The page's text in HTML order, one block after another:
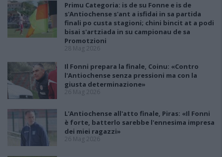
Primu Categoria: is de su Fonne e is de
s'Antiochense s'ant a isfidai in sa partida
finali po custa stagioni; chini bincit at a podi
bisai s'artziada in su campionau de sa
Promotzioni
28 Mag 2026
Il Fonni prepara la finale, Coinu: «Contro
l'Antiochense senza pressioni ma con la
giusta determinazione»
26 Mag 2026
L'Antiochense all'atto finale, Piras: «Il Fonni
è forte, batterlo sarebbe l'ennesima impresa
dei miei ragazzi»
26 Mag 2026